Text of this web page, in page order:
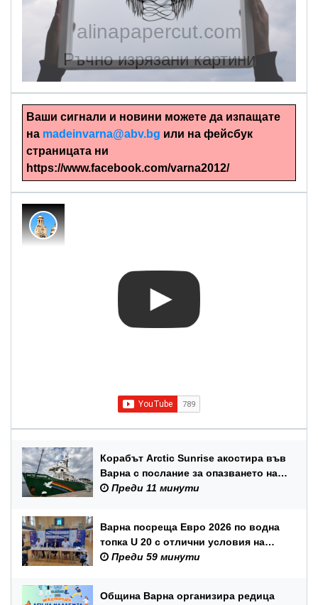
alinapapercut.com
Ръчно изрязани картини
Ваши сигнали и новини можете да изпащате
на madeinvarna@abv.bg или на фейсбук
страницата ни
https://www.facebook.com/varna2012/
Корабът Arctic Sunrise акостира във
Варна с послание за опазването на
Черно море
Преди 11 минути
Варна посреща Евро 2026 по водна
топка U 20 с отлични условия на
състезателните басейни
Преди 59 минути
Община Варна организира редица